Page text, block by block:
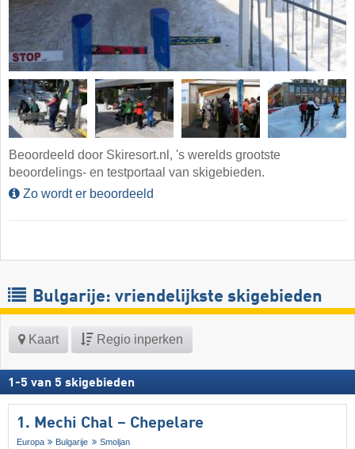
Beoordeeld door Skiresort.nl, 's werelds grootste
beoordelings- en testportaal van skigebieden.
Zo wordt er beoordeeld
Bulgarije: vriendelijkste skigebieden
Kaart Regio inperken
1 -5 van 5 skigebieden
1. Mechi Chal – Chepelare
Europa Bulgarije Smoljan